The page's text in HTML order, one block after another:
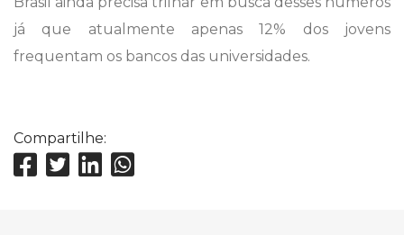
já que atualmente apenas 12% dos jovens
frequentam os bancos das universidades.
Compartilhe: